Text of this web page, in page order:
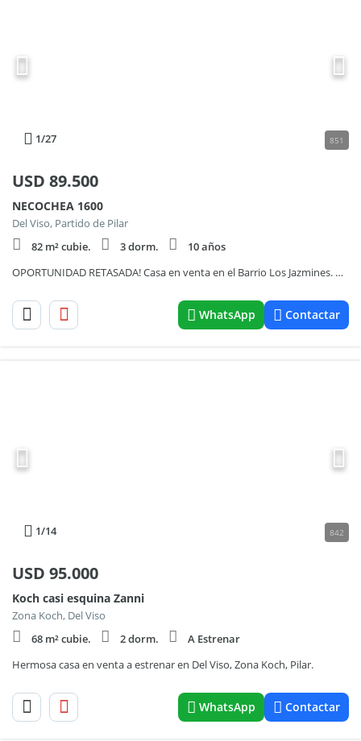
1/27 851
USD 89.500
NECOCHEA 1600
Del Viso, Partido de Pilar
82 m² cubie.
3 dorm.
10 años
OPORTUNIDAD RETASADA! Casa en venta en el Barrio Los Jazmines. Del Viso, Pilar.
WhatsApp Contactar
1/14 842
USD 95.000
Koch casi esquina Zanni
Zona Koch, Del Viso
68 m² cubie.
2 dorm.
A Estrenar
Hermosa casa en venta a estrenar en Del Viso, Zona Koch, Pilar.
WhatsApp Contactar